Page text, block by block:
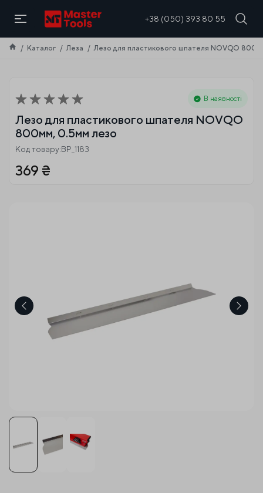
+38 (050) 393 80 55
UA
Каталог Леза Лезо для пластикового шпателя NOVQO
В наявності
Лезо для пластикового шпателя NOVQO
800мм, 0.5мм лезо
Код товару:BP_1183
369 ₴